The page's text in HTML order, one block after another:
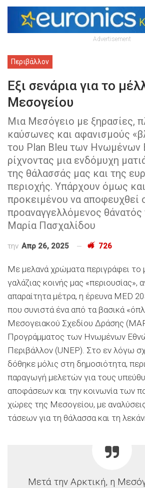
Advertisement
Περιβάλλον
Εξι σενάρια για το
Μεσογείου
Μια Μεσόγειο με ξηρασίες,
καύσωνες και αφανισμούς
του Plan Bleu των Hνωμένων
ρίχνοντας μια ενδόμυχη
της θάλασσάς μας και της
περιοχής. Υπάρχουν όμως
προκειμένου να αποφευχθεί
προαναγγελλόμενος θάνατός
Μαρία Πασχαλίδου
την Απρ 26, 2025 726
Με μελανά χρώματα περιγράφει το
γαλάζιας κοινής μας «περιουσίας»,
απαραίτητα μέτρα, η έρευνα MED
που συνιστά ένα από τα βασικά
Μεσογειακού Σχεδίου Δράσης
Προγράμματος των Ηνωμένων
Περιβάλλον (UNEP). Στο εν λόγω
δόθηκε μόλις στη δημοσιότητα,
παραγωγή μελετών για τους
αποφάσεων και την κοινωνία των
χώρες της Μεσογείου, με
τάσεων για τη θάλασσα και τη
Μετά την Αρκτική, η